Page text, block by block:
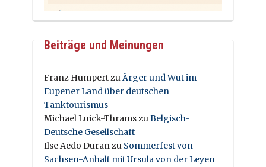
Beiträge und Meinungen
Franz HumpertzuÄrger und Wut im
Eupener Land über deutschen
Tanktourismus
Michael Luick-ThramszuBelgisch-
Deutsche Gesellschaft
Ilse Aedo Duranzu Sommerfest von
Sachsen-Anhalt mit Ursula von der Leyen